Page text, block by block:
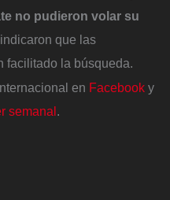
no pudieron volar su
que las
facilitado la búsqueda.
en Facebook y
semanal .